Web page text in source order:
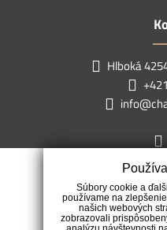
Hlboká
Súbory cookie a
používame na
našich webových
zobrazovali